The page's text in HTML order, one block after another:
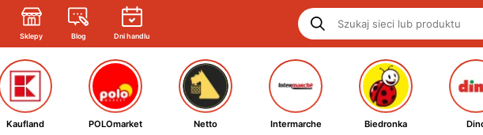
Sklepy Blog Dni handlu
Kaufland POLOmarket Netto Intermarche Biedronka